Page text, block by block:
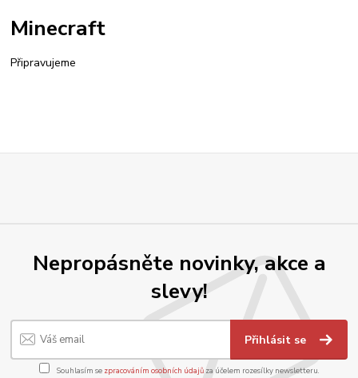
Minecraft
Připravujeme
Nepropásněte novinky, akce a
slevy!
Přihlásit se
Souhlasím se zpracováním osobních údajůza účelem rozesílky newsletteru.